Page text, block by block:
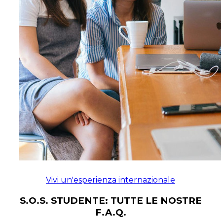
Vivi un'esperienza internazionale
S.O.S. STUDENTE: TUTTE LE NOSTRE
F.A.Q.